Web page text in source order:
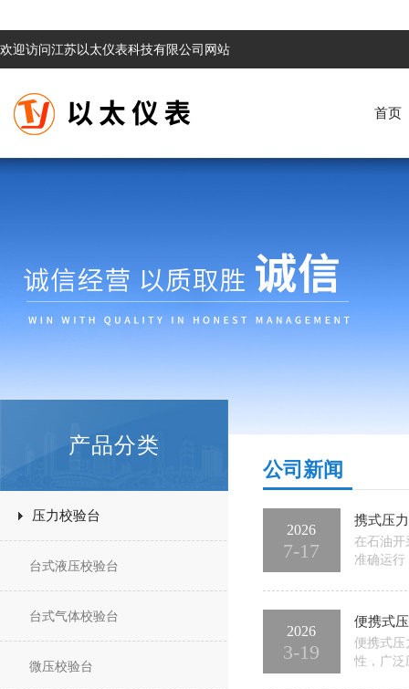
欢迎访问江苏以太仪表科技有限公司网站
首页
产品分类
压力校验台
台式液压校验台
台式气体校验台
微压校验台
公司新闻
2026
7-17
携式压
在石油开
准确运
扰。便携
2026
3-19
便携式
便携式压
性，广泛